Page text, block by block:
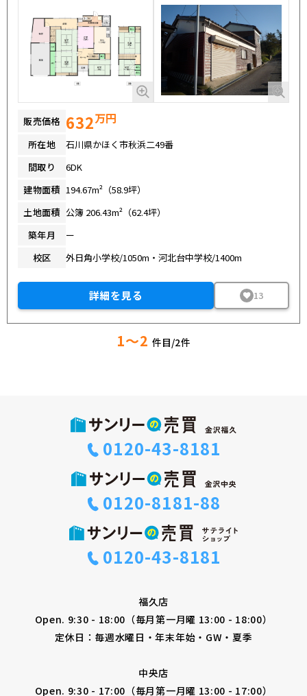
販売価格 632万円
所在地
石川県かほく市秋浜二49番
間取り
6DK
建物面積 194.67m²（58.9坪）
土地面積 公簿 206.43m²（62.4坪）
築年月
ー
校区
外日角小学校/1050m・河北台中学校/1400m
詳細を見る 13
1～2 件目/2件
0120-43-8181
0120-8181-88
0120-43-8181
福久店
Open. 9:30 - 18:00（毎月第一月曜 13:00 - 18:00）
定休日：毎週水曜日・年末年始・GW・夏季
中央店
Open. 9:30 - 17:00（毎月第一月曜 13:00 - 17:00）